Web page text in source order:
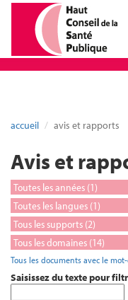
accueil avis et rapports
Avis et
Tous les documents avec le
Saisissez du texte pour